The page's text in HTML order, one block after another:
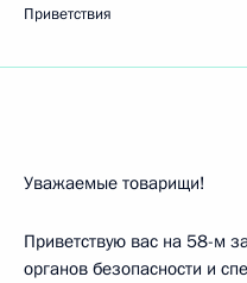
Приветствия
Уважаемые товарищи!
Приветствую вас на 58-м
органов безопасности и